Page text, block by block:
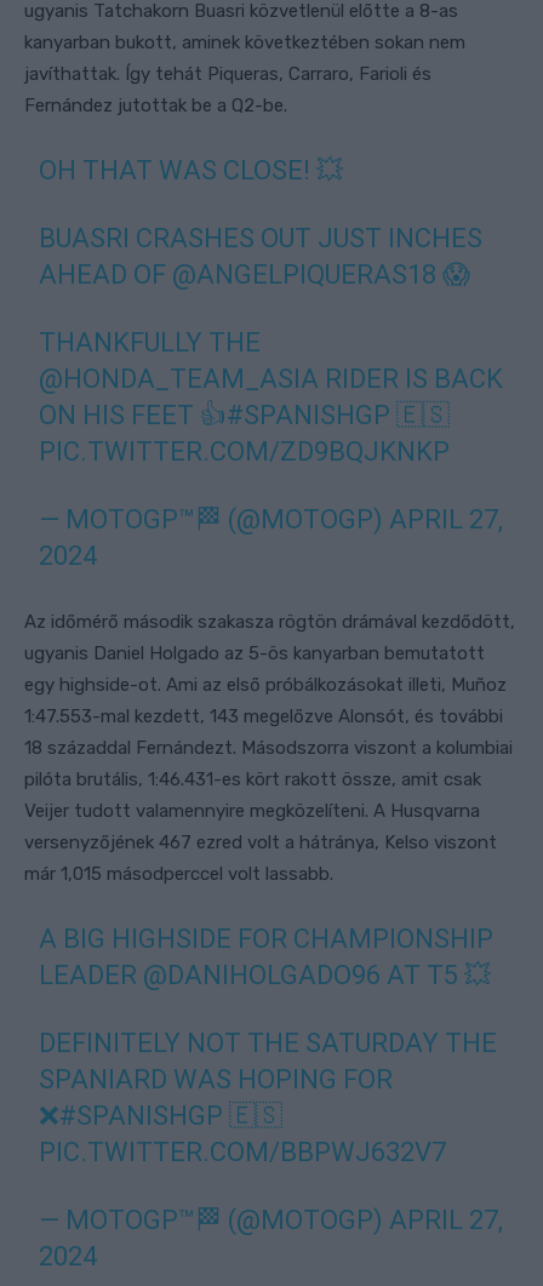
ugyanis Tatchakorn Buasri közvetlenül előtte a 8-as
kanyarban bukott, aminek következtében sokan nem
javíthattak. Így tehát Piqueras, Carraro, Farioli és
Fernández jutottak be a Q2-be.
OH THAT WAS CLOSE! 💥
BUASRI CRASHES OUT JUST INCHES
AHEAD OF @ANGELPIQUERAS18 😱
THANKFULLY THE
@HONDA_TEAM_ASIA RIDER IS BACK
ON HIS FEET 👍#SPANISHGP 🇪🇸
PIC.TWITTER.COM/ZD9BQJKNKP
— MOTOGP™🏁 (@MOTOGP) APRIL 27,
2024
Az időmérő második szakasza rögtön drámával kezdődött,
ugyanis Daniel Holgado az 5-ös kanyarban bemutatott
egy highside-ot. Ami az első próbálkozásokat illeti, Muñoz
1:47.553-mal kezdett, 143 megelőzve Alonsót, és további
18 századdal Fernándezt. Másodszorra viszont a kolumbiai
pilóta brutális, 1:46.431-es kört rakott össze, amit csak
Veijer tudott valamennyire megközelíteni. A Husqvarna
versenyzőjének 467 ezred volt a hátránya, Kelso viszont
már 1,015 másodperccel volt lassabb.
A BIG HIGHSIDE FOR CHAMPIONSHIP
LEADER @DANIHOLGADO96 AT T5 💥
DEFINITELY NOT THE SATURDAY THE
SPANIARD WAS HOPING FOR
❌#SPANISHGP 🇪🇸
PIC.TWITTER.COM/BBPWJ632V7
— MOTOGP™🏁 (@MOTOGP) APRIL 27,
2024